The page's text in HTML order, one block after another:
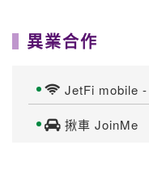
異業合作
JetFi mobile
揪車 JoinMe